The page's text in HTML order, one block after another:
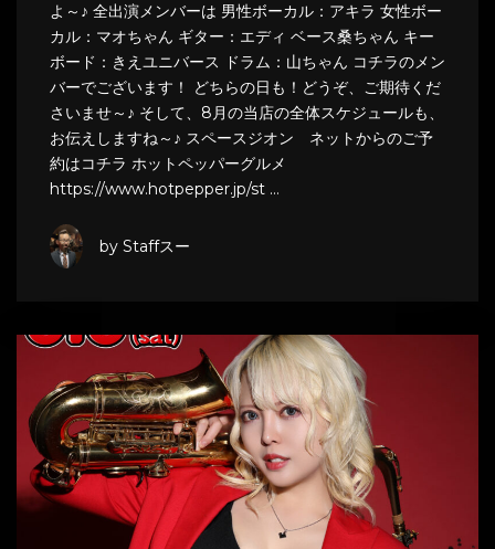
よ～♪ 全出演メンバーは 男性ボーカル：アキラ 女性ボー
カル：マオちゃん ギター：エディ ベース桑ちゃん キー
ボード：きえユニバース ドラム：山ちゃん コチラのメン
バーでございます！ どちらの日も！どうぞ、ご期待くだ
さいませ～♪ そして、8月の当店の全体スケジュールも、
お伝えしますね～♪ スペースジオン ネットからのご予
約はコチラ ホットペッパーグルメ
https://www.hotpepper.jp/st …
by Staffスー